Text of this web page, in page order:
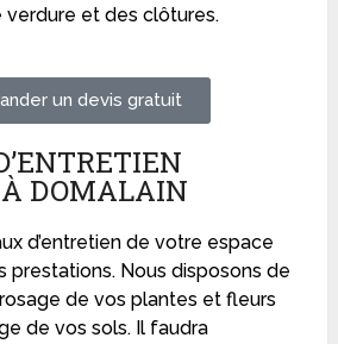
et des clôtures.
un devis gratuit
À DOMALAIN
d’entretien de votre espace
prestations. Nous disposons de
de vos plantes et fleurs
de vos sols. Il faudra